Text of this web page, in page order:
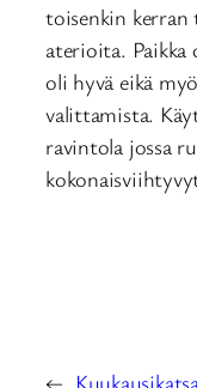
toisenkin kerran
aterioita.
oli hyvä eikä
valittamista.
ravintola jossa
←